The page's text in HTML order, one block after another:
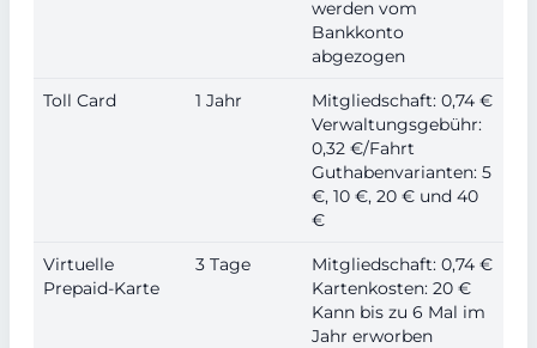
werden vom
Bankkonto
abgezogen
Toll Card 1 Jahr
Mitgliedschaft: 0,74 €
Verwaltungsgebühr:
0,32 €/Fahrt
Guthabenvarianten: 5
€, 10 €, 20 € und 40
€
Virtuelle
Prepaid-Karte
3 Tage
Mitgliedschaft: 0,74 €
Kartenkosten: 20 €
Kann bis zu 6 Mal im
Jahr erworben